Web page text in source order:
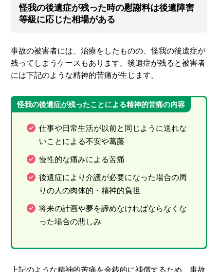
怪我の後遺症が残った時の慰謝料は後遺障害
等級に応じた相場がある
事故の被害者には、治療をしたものの、怪我の後遺症が
残ってしまうケースもあります。後遺症が残ると被害者
には下記のような精神的苦痛が生じます。
怪我の後遺症が残ったことによる精神的苦痛の内容
仕事や日常生活が以前と同じように送れな
いことによる不安や葛藤
慢性的な痛みによる苦痛
後遺症により介護が必要になった場合の周
りの人の肉体的・精神的負担
将来の計画や夢を諦めなければならなくな
った場合の悲しみ
上記のような精神的苦痛を金銭的に補償するため、事故